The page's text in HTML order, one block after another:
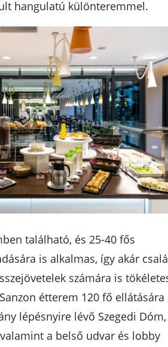
hangulatú különteremmel.
található, és 25-40 fős
is alkalmas, így akár
számára is
étterem 120 fő ellátására
lépésnyire lévő Szegedi
a belső udvar és lobby